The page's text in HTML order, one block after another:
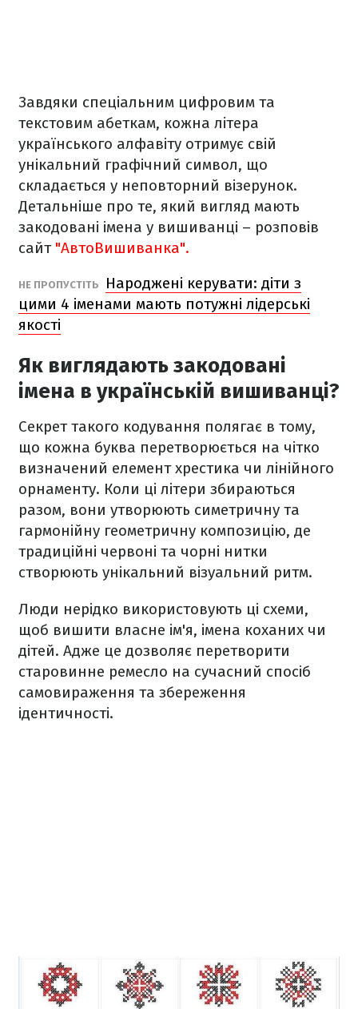
Завдяки спеціальним цифровим та
текстовим абеткам, кожна літера
українського алфавіту отримує свій
унікальний графічний символ, що
складається у неповторний візерунок.
Детальніше про те, який вигляд мають
закодовані імена у вишиванці – розповів
сайт"АвтоВишиванка".
НЕ ПРОПУСТІТЬ
Народжені керувати: діти з
цими 4 іменами мають потужні лідерські
якості
Як виглядають закодовані
імена в українській вишиванці?
Секрет такого кодування полягає в тому,
що кожна буква перетворюється на чітко
визначений елемент хрестика чи лінійного
орнаменту. Коли ці літери збираються
разом, вони утворюють симетричну та
гармонійну геометричну композицію, де
традиційні червоні та чорні нитки
створюють унікальний візуальний ритм.
Люди нерідко використовують ці схеми,
щоб вишити власне ім'я, імена коханих чи
дітей. Адже це дозволяє перетворити
старовинне ремесло на сучасний спосіб
самовираження та збереження
ідентичності.